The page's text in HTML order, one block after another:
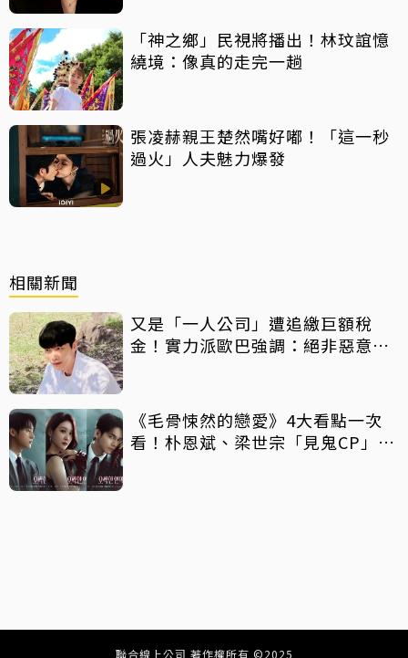
「神之鄉」民視將播出！林玟誼憶
繞境：像真的走完一趟
張凌赫親王楚然嘴好嘟！「這一秒
過火」人夫魅力爆發
相關新聞
又是「一人公司」遭追繳巨額稅
金！實力派歐巴強調：絕非惡意逃
《毛骨悚然的戀愛》4大看點一次
看！朴恩斌、梁世宗「見鬼CP」辦
聯合線上公司 著作權所有 ©2025